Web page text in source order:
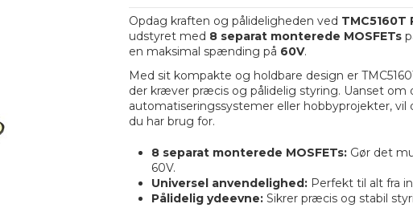
Opdag kraften og pålideligheden ved
udstyret med 8 separat monterede MOSFETs
en maksimal spænding på 60V.
Med sit kompakte og holdbare design er
der kræver præcis og pålidelig styring. Uanset om
automatiseringssystemer eller hobbyprojekter,
du har brug for.
8 separat monterede MOSFETs:Gør det
60V.
Universel anvendelighed:Perfekt til alt fra
Pålidelig ydeevne:Sikrer præcis og stabil